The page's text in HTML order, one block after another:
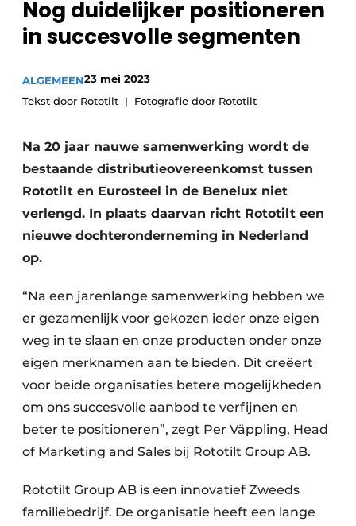
Privacy / Cookie statement
Vacature aanmelden
Video’s
Nog duidelijker positioneren
in succesvolle segmenten
ALGEMEEN23 mei 2023
Tekst door Rototilt
Fotografie door Rototilt
Na 20 jaar nauwe samenwerking wordt de
bestaande distributieovereenkomst tussen
Rototilt en Eurosteel in de Benelux niet
verlengd. In plaats daarvan richt Rototilt een
nieuwe dochteronderneming in Nederland
op.
“Na een jarenlange samenwerking hebben we
er gezamenlijk voor gekozen ieder onze eigen
weg in te slaan en onze producten onder onze
eigen merknamen aan te bieden. Dit creëert
voor beide organisaties betere mogelijkheden
om ons succesvolle aanbod te verfijnen en
beter te positioneren”, zegt Per Väppling, Head
of Marketing and Sales bij Rototilt Group AB.
Rototilt Group AB is een innovatief Zweeds
familiebedrijf. De organisatie heeft een lange